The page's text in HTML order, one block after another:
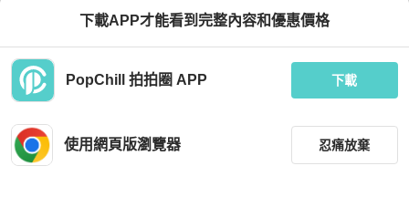
下載APP才能看到完整內容和優惠價格
PopChill 拍拍圈 APP 下載
使用網頁版瀏覽器 忍痛放棄